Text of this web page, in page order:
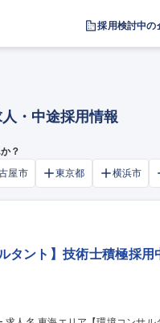
採用検討中の
・中途採用情報
？
屋市 東京都 横浜市
タント】技術士積極採